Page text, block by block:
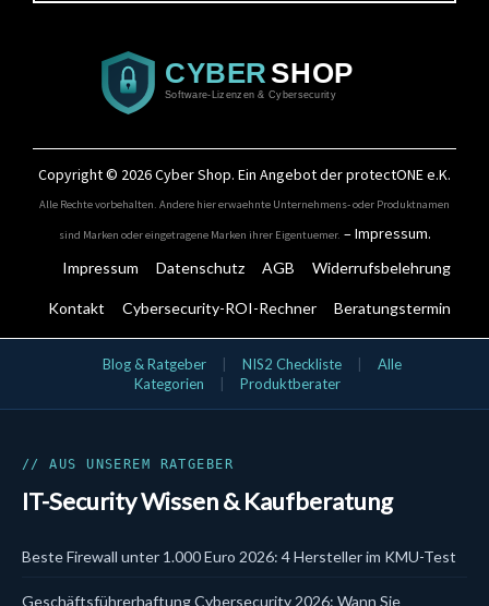
Copyright © 2026Cyber Shop. Ein Angebot der protectONE e.K.
Alle Rechte vorbehalten. Andere hier erwaehnte Unternehmens- oder Produktnamen
sind Marken oder eingetragene Marken ihrer Eigentuemer. –Impressum.
Impressum Datenschutz AGB Widerrufsbelehrung
Kontakt Cybersecurity-ROI-Rechner Beratungstermin
IT-Security Kategorien
Bundles
Data Security
DSGVO & KI
Endpoint Security
Firewalls
Blog & Ratgeber NIS2 Checkliste
Alle
Kategorien
Produktberater
// AUS UNSEREM RATGEBER
IT-Security Wissen & Kaufberatung
Beste Firewall unter 1.000 Euro 2026: 4 Hersteller im KMU-Test
Geschäftsführerhaftung Cybersecurity 2026: Wann Sie